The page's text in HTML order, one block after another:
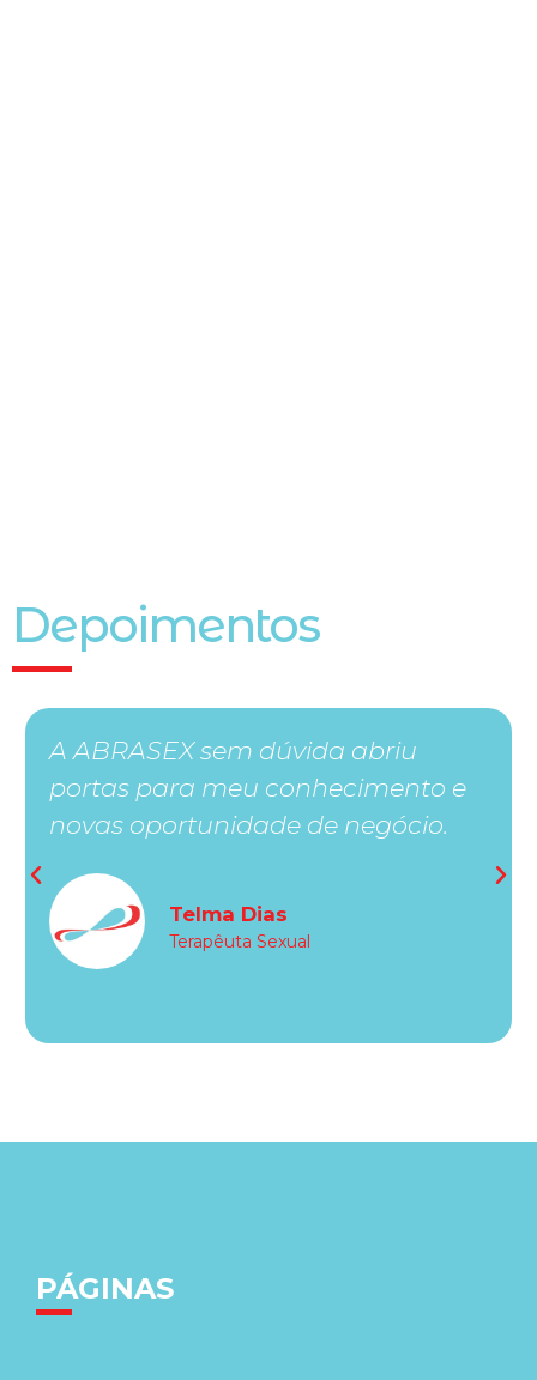
Depoimentos
A ABRASEX sem dúvida abriu
portas para meu conhecimento e
novas oportunidade de negócio.
Telma Dias
Terapêuta Sexual
PÁGINAS